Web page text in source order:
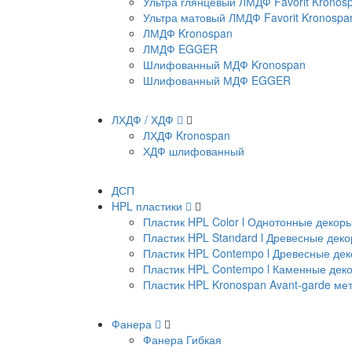
Ультра матовый ЛМДФ Favorit
ЛМДФ Kronospan
ЛМДФ EGGER
Шлифованный МДФ Kronospan
Шлифованный МДФ EGGER
ЛХДФ / ХДФ
ЛХДФ Kronospan
ХДФ шлифованный
ДСП
HPL пластики
Пластик HPL Color l Однотонные декоры
Пластик HPL Standard l Древесные
Пластик HPL Contempo l Древесные
Пластик HPL Contempo l Каменные
Пластик HPL Kronospan Avant-garde
Фанера
Фанера Гибкая